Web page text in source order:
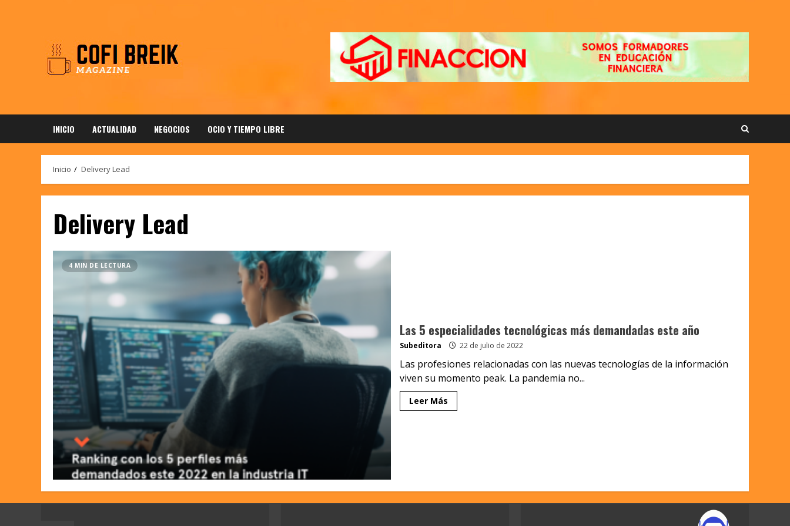
INICIO ACTUALIDAD NEGOCIOS OCIO Y TIEMPO LIBRE
Inicio Delivery Lead
Delivery Lead
4 MIN DE LECTURA
Las 5 especialidades tecnológicas más demandadas este año
Subeditora 22 de julio de 2022
Las profesiones relacionadas con las nuevas tecnologías de la información
viven su momento peak. La pandemia no...
Leer Más